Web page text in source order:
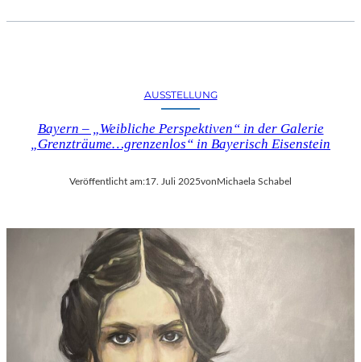
AUSSTELLUNG
Bayern – „Weibliche Perspektiven“ in der Galerie
„Grenzträume…grenzenlos“ in Bayerisch Eisenstein
Veröffentlicht am:17. Juli 2025vonMichaela Schabel